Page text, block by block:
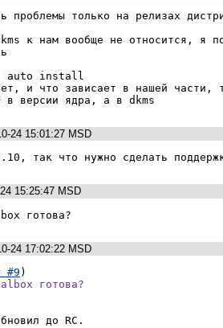
проблемы только на релизах
к нам вообще не относится, я
auto install
и что зависает в нашей части,
в версии ядра, а в dkms
24 15:01:27 MSD
так что нужно сделать
15:25:47 MSD
готова?
24 17:02:22 MSD
#9
готова?
до RC.